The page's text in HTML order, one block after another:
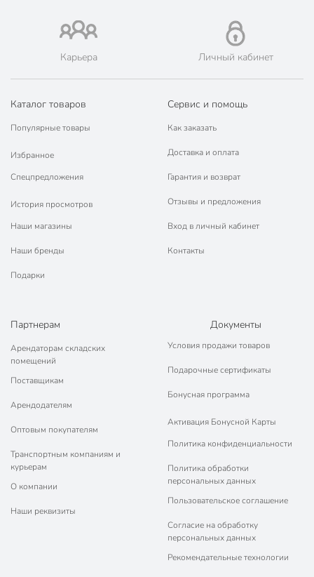
однотонный
круглый
Вес в упаковке
Карьера Личный кабинет
Каталог товаров
Популярные товары
Избранное
Спецпредложения
История просмотров
Наши магазины
Наши бренды
Подарки
Сервис и помощь
Как заказать
Доставка и оплата
Гарантия и возврат
Отзывы и предложения
Вход в личный кабинет
Контакты
Партнерам
Арендаторам складских
помещений
Поставщикам
Арендодателям
Оптовым покупателям
Транспортным компаниям и
курьерам
О компании
Наши реквизиты
Документы
Условия продажи товаров
Подарочные сертификаты
Бонусная программа
Активация Бонусной Карты
Политика конфиденциальности
Политика обработки
персональных данных
Пользовательское соглашение
Согласие на обработку
персональных данных
Рекомендательные технологии